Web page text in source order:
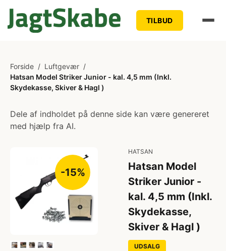
TILBUD
Forside / Luftgevær /
Hatsan Model Striker Junior - kal. 4,5 mm (Inkl.
Skydekasse, Skiver & Hagl )
Dele af indholdet på denne side kan være genereret
med hjælp fra AI.
-15%
HATSAN
Hatsan Model
Striker Junior -
kal. 4,5 mm (Inkl.
Skydekasse,
Skiver & Hagl )
UDSALG